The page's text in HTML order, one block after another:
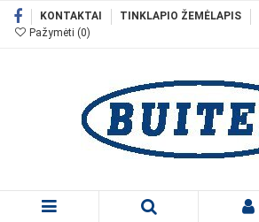
KONTAKTAI TINKLAPIO ŽEMĖLAPIS
Pažymėti (0)